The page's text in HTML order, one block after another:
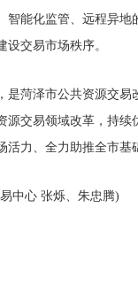
智能化监管、远程异
设交易市场秩序。
是菏泽市公共资源交
源交易领域改革，持
活力、全力助推全市基
中心 张烁、朱忠腾)